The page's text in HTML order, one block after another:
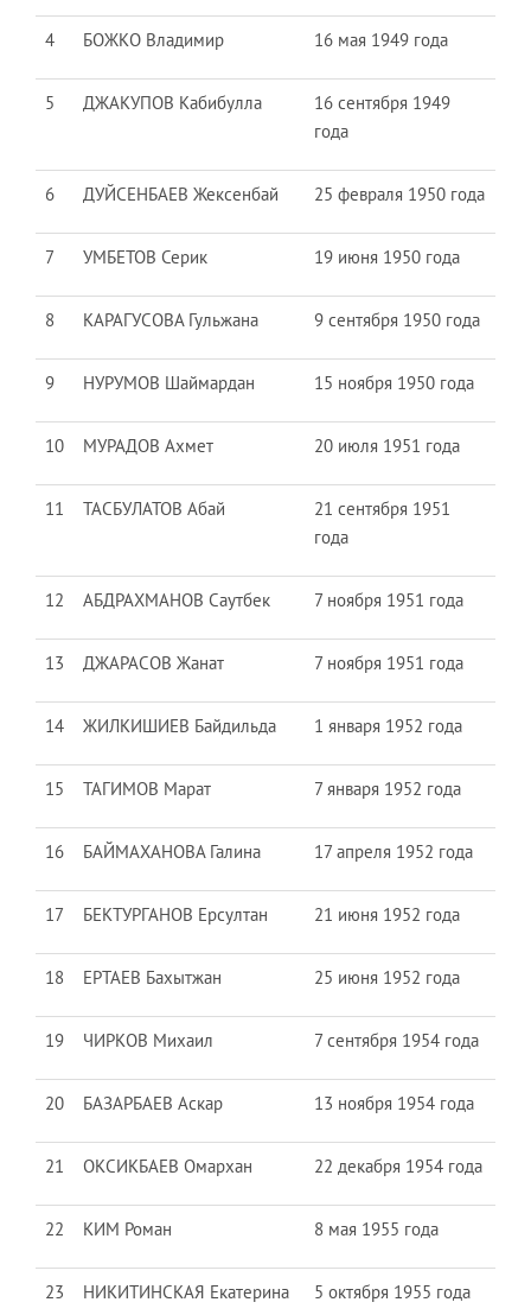
4 БОЖКО Владимир 16 мая 1949 года
5 ДЖАКУПОВ Кабибулла
16 сентября 1949
года
6 ДУЙСЕНБАЕВ Жексенбай 25 февраля 1950 года
7 УМБЕТОВ Серик 19 июня 1950 года
8 КАРАГУСОВА Гульжана 9 сентября 1950 года
9 НУРУМОВ Шаймардан 15 ноября 1950 года
10 МУРАДОВ Ахмет 20 июля 1951 года
11 ТАСБУЛАТОВ Абай
21 сентября 1951
года
12 АБДРАХМАНОВ Саутбек 7 ноября 1951 года
13 ДЖАРАСОВ Жанат 7 ноября 1951 года
14 ЖИЛКИШИЕВ Байдильда 1 января 1952 года
15 ТАГИМОВ Марат 7 января 1952 года
16 БАЙМАХАНОВА Галина 17 апреля 1952 года
17 БЕКТУРГАНОВ Ерсултан 21 июня 1952 года
18 ЕРТАЕВ Бахытжан 25 июня 1952 года
19 ЧИРКОВ Михаил 7 сентября 1954 года
20 БАЗАРБАЕВ Аскар 13 ноября 1954 года
21 ОКСИКБАЕВ Омархан 22 декабря 1954 года
22 КИМ Роман 8 мая 1955 года
23 НИКИТИНСКАЯ Екатерина 5 октября 1955 года